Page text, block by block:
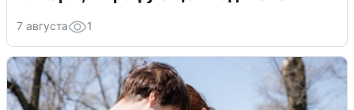
7 августа 1